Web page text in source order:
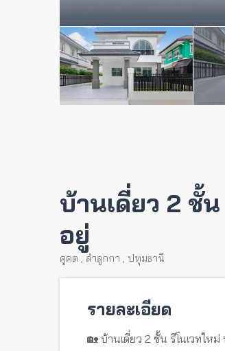
บ้านเดี่ยว 2 ชั้
อยู่
คูคต , ลำลูกกา , ปทุมธานี
รายละเอียด
🏡 บ้านเดี่ยว 2 ชั้น รีโนเวทใ